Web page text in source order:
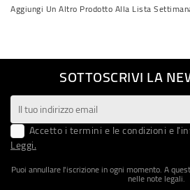
Aggiungi Un Altro Prodotto Alla Lista
SOTTOSCRIVI LA
Accetto i termini e le condizioni e
Leggi.
Puoi annullare l'iscrizione in ogni momento. A
nelle note legali.